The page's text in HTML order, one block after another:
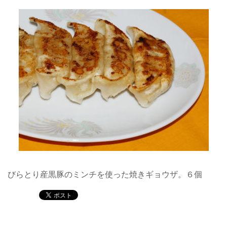
びらとり産黒豚のミンチを使った焼きギョウザ。６個